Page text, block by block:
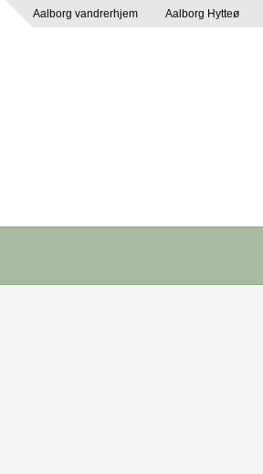
Aalborg vandrerhjem Aalborg Hytteø